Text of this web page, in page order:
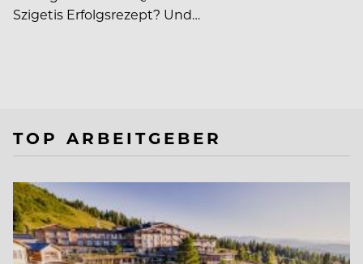
Szigetis Erfolgsrezept? Und…
TOP ARBEITGEBER